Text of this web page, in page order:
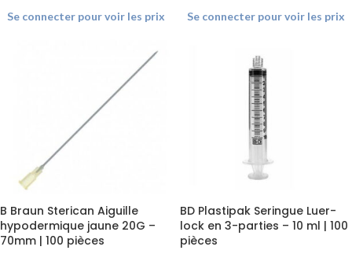
Se connecter pour voir les prix Se connecter pour voir les prix
B Braun Sterican Aiguille
hypodermique jaune 20G –
70mm | 100 pièces
BD Plastipak Seringue Luer-
lock en 3-parties – 10 ml | 100
pièces